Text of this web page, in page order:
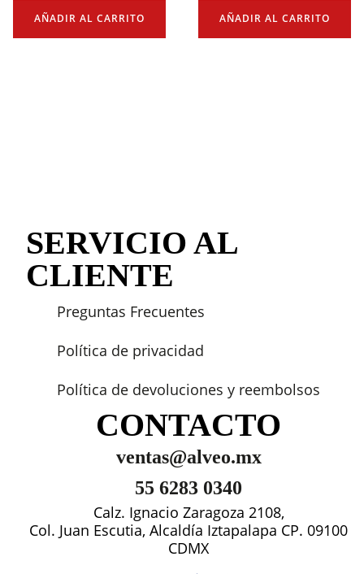
AÑADIR AL CARRITO AÑADIR AL CARRITO
SERVICIO AL
CLIENTE
Preguntas Frecuentes
Política de privacidad
Política de devoluciones y reembolsos
CONTACTO
ventas@alveo.mx
55 6283 0340
Calz. Ignacio Zaragoza 2108,
Col. Juan Escutia, Alcaldía Iztapalapa CP. 09100
CDMX